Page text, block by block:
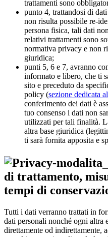
trattamenti sono
punto 4, trattandosi di
non risulta possibile re-
persona fisica, tali dati
relativi trattamenti sono
normativa privacy e non
giuridica;
punti 5, 6 e 7, avranno
informato e libero, che ti
sito e preceduto da
policy (sezione dedicata
conferimento dei dati è
tuo consenso i dati non
utilizzati per tali finalità.
altra base giuridica
ti sarà fornita apposita e
di trattamento,
tempi di
Tutti i dati verranno trattati in
dati personali nonché ogni altra
direttamente od indirettamente,